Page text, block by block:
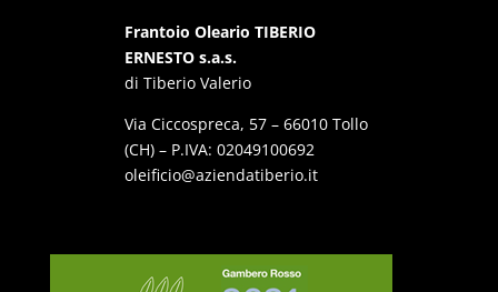
Frantoio Oleario TIBERIO
ERNESTO s.a.s.
di Tiberio Valerio
Via Ciccospreca, 57 – 66010 Tollo
(CH) – P.IVA: 02049100692
oleificio@aziendatiberio.it